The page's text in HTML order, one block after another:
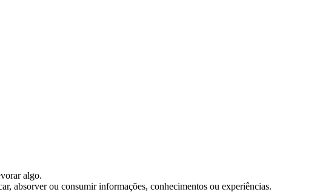
algo.
absorver ou consumir informações, conhecimentos ou experiências.